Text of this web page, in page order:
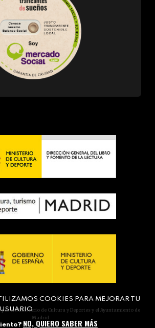
el Ministerio de Cultura y Deportes y el Ayuntamiento de
Madrid
COOKIES PARA MEJORAR TU
NO, QUIERO SABER MÁS